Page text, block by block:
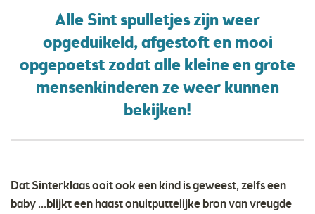
Alle Sint spulletjes zijn weer
opgeduikeld, afgestoft en mooi
opgepoetst zodat alle kleine en grote
mensenkinderen ze weer kunnen
bekijken!
Dat Sinterklaas ooit ook een kind is geweest, zelfs een
baby …blijkt een haast onuitputtelijke bron van vreugde